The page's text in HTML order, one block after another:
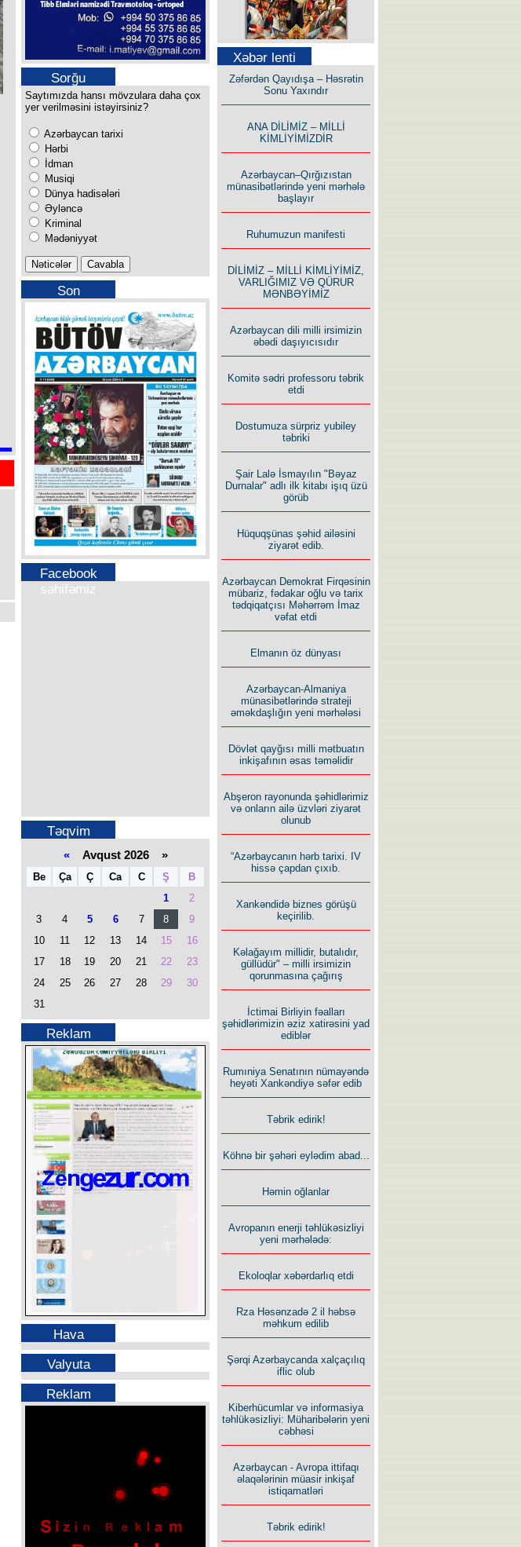
Sorğu
Saytımızda hansı mövzulara daha çox
yer verilməsini istəyirsiniz?
Azərbaycan tarixi
Hərbi
İdman
Musiqi
Dünya hadisələri
Əyləncə
Kriminal
Mədəniyyət
Son
buraxılışımız
Facebook
səhifəmiz
Təqvim
«Avqust 2026 »
Be Ça Ç Ca C Ş
B
1
2
3
4 5 6 7 8
9
10
11 12 13 14 15
16
17
18 19 20 21 22
23
24
25 26 27 28 29
30
31
Reklam
Hava
Valyuta
Reklam
Səfər Alışarlı yazır
Bu yolda mən varam!
İlham İsmayıl yazır:
Rusiyanın süqutunu qaçılmaz
edən beş şərt
Xəbər lenti
Zəfərdən Qayıdışa – Həsrətin
Sonu Yaxındır
ANA DİLİMİZ – MİLLİ
KİMLİYİMİZDİR
Azərbaycan–Qırğızıstan
münasibətlərində yeni mərhələ
başlayır
Ruhumuzun manifesti
DİLİMİZ – MİLLİ KİMLİYİMİZ,
VARLIĞIMIZ VƏ QÜRUR
MƏNBƏYİMİZ
Azərbaycan dili milli irsimizin
əbədi daşıyıcısıdır
Komitə sədri professoru təbrik
etdi
Dostumuza sürpriz yubiley
təbriki
Şair Lalə İsmayılın "Bəyaz
Durnalar" adlı ilk kitabı işıq üzü
görüb
Hüquqşünas şəhid ailəsini
ziyarət edib.
Azərbaycan Demokrat Firqəsinin
mübariz, fədakar oğlu və tarix
tədqiqatçısı Məhərrəm İmaz
vəfat etdi
Elmanın öz dünyası
Azərbaycan-Almaniya
münasibətlərində strateji
əməkdaşlığın yeni mərhələsi
Dövlət qayğısı milli mətbuatın
inkişafının əsas təməlidir
Abşeron rayonunda şəhidlərimiz
və onların ailə üzvləri ziyarət
olunub
“Azərbaycanın hərb tarixi. IV
hissə çapdan çıxıb.
Xankəndidə biznes görüşü
keçirilib.
Kəlağayım millidir, butalıdır,
güllüdür" – milli irsimizin
qorunmasına çağırış
İctimai Birliyin fəalları
şəhidlərimizin əziz xatirəsini yad
ediblər
Rumıniya Senatının nümayəndə
heyəti Xankəndiyə səfər edib
Təbrik edirik!
Köhnə bir şəhəri eylədim abad...
Həmin oğlanlar
Avropanın enerji təhlükəsizliyi
yeni mərhələdə:
Ekoloqlar xəbərdarlıq etdi
Rza Həsənzadə 2 il həbsə
məhkum edilib
Şərqi Azərbaycanda xalçaçılıq
iflic olub
Kiberhücumlar və informasiya
təhlükəsizliyi: Müharibələrin yeni
cəbhəsi
Azərbaycan - Avropa ittifaqı
əlaqələrinin müasir inkişaf
istiqamatləri
Təbrik edirik!